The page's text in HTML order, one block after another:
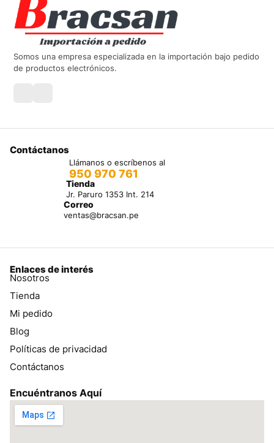
Somos una empresa especializada en la importación bajo pedido
de productos electrónicos.
Contáctanos
Llámanos o escríbenos al
950 970 761
Tienda
Jr. Paruro 1353 Int. 214
Correo
ventas@bracsan.pe
Enlaces de interés
Nosotros
Tienda
Mi pedido
Blog
Políticas de privacidad
Contáctanos
Encuéntranos Aquí